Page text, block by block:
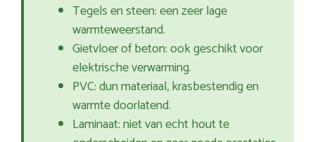
Tegels en steen: een zeer lage
warmteweerstand.
Gietvloer of beton: ook geschikt voor
elektrische verwarming.
PVC: dun materiaal, krasbestendig en
warmte doorlatend.
Laminaat: niet van echt hout te